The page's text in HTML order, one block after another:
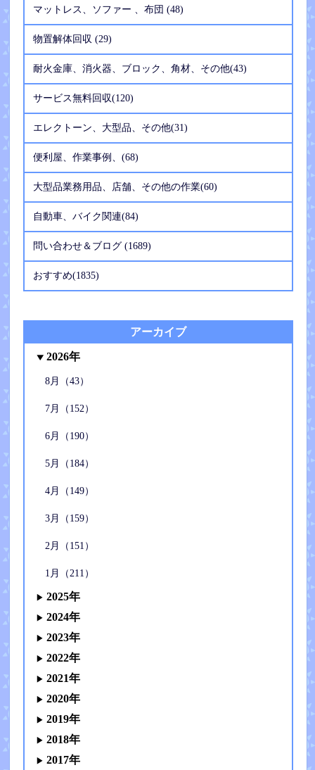
マットレス、ソファー 、布団 (48)
物置解体回収 (29)
耐火金庫、消火器、ブロック、角材、その他(43)
サービス無料回収(120)
エレクトーン、大型品、その他(31)
便利屋、作業事例、(68)
大型品業務用品、店舗、その他の作業(60)
自動車、バイク関連(84)
問い合わせ＆ブログ (1689)
おすすめ(1835)
アーカイブ
2026年
8月（43）
7月（152）
6月（190）
5月（184）
4月（149）
3月（159）
2月（151）
1月（211）
2025年
2024年
2023年
2022年
2021年
2020年
2019年
2018年
2017年